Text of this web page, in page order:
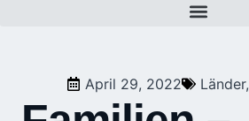
April 29, 2022 Länder,